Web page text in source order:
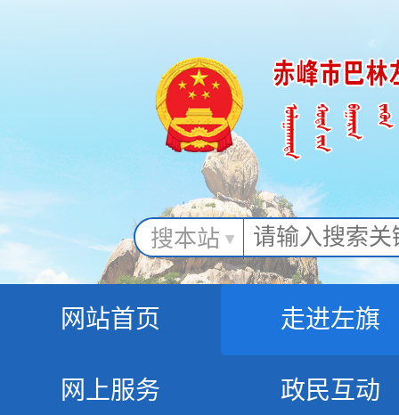
搜本站
网站首页 走进左旗
网上服务 政民互动